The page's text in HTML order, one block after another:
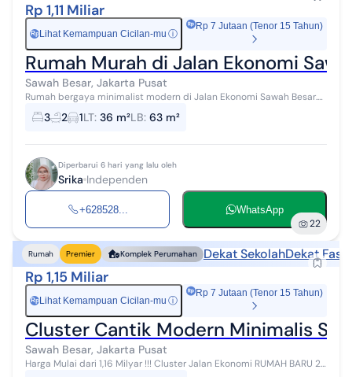
Rp 1,11 Miliar
Rp Lihat Kemampuan Cicilan-mu ⓘ
Rp 7 Jutaan (Tenor 15 Tahun)
Rumah Murah di Jalan Ekonomi
Sawah Besar, Jakarta Pusat
Rumah bergaya minimalist modern di Jalan Ekonomi Sawah Besar.
Temukan rumah 2 lantai yang asri ini, dijual dengan pemandangan
asri yang menambah ...
3 2 1LT: 36 m²LB: 63 m²
Diperbarui 6 hari yang lalu oleh
Srika Independen
+628528... WhatsApp
22
Rumah Premier Komplek Perumahan Dekat SekolahDekat
Rp 1,15 Miliar
Rp Lihat Kemampuan Cicilan-mu ⓘ
Rp 7 Jutaan (Tenor 15 Tahun)
Cluster Cantik Modern Minimalis
Sawah Besar, Jakarta Pusat
Harga Mulai dari 1,16 Milyar !!! Cluster Jalan Ekonomi RUMAH BARU 2